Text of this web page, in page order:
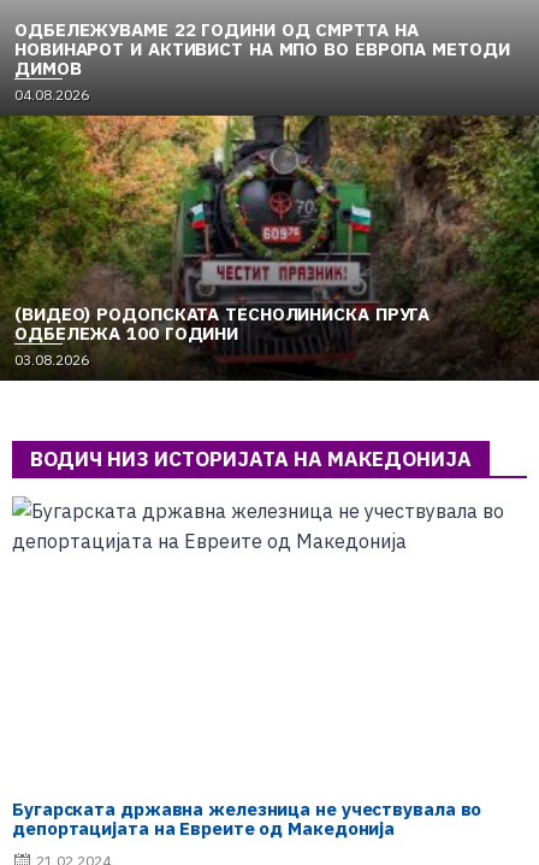
ОДБЕЛЕЖУВАМЕ 22 ГОДИНИ ОД СМРТТА НА
НОВИНАРОТ И АКТИВИСТ НА МПО ВО ЕВРОПА МЕТОДИ
ДИМОВ
04.08.2026
(ВИДЕО) РОДОПСКАТА ТЕСНОЛИНИСКА ПРУГА
ОДБЕЛЕЖА 100 ГОДИНИ
03.08.2026
ВОДИЧ НИЗ ИСТОРИЈАТА НА МАКЕДОНИЈА
Бугарската државна железница не учествувала во
депортацијата на Евреите од Македонија
21.02.2024